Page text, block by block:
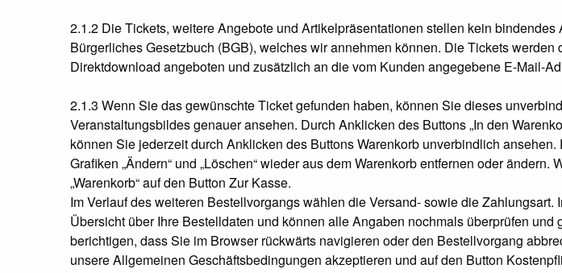
2.1.2 Die Tickets, weitere Angebote und Artikelpräsentationen stellen kein
Bürgerliches Gesetzbuch (BGB), welches wir annehmen können. Die Tickets
Direktdownload angeboten und zusätzlich an die vom Kunden angegebene E-Mail-
2.1.3 Wenn Sie das gewünschte Ticket gefunden haben, können Sie dieses
Veranstaltungsbildes genauer ansehen. Durch Anklicken des Buttons „In den
können Sie jederzeit durch Anklicken des Buttons Warenkorb unverbindlich
Grafiken „Ändern“ und „Löschen“ wieder aus dem Warenkorb entfernen oder
„Warenkorb“ auf den Button Zur Kasse.
Im Verlauf des weiteren Bestellvorgangs wählen die Versand- sowie die
Übersicht über Ihre Bestelldaten und können alle Angaben nochmals überprüfen
berichtigen, dass Sie im Browser rückwärts navigieren oder den Bestellvorgang
unsere Allgemeinen Geschäftsbedingungen akzeptieren und auf den Button